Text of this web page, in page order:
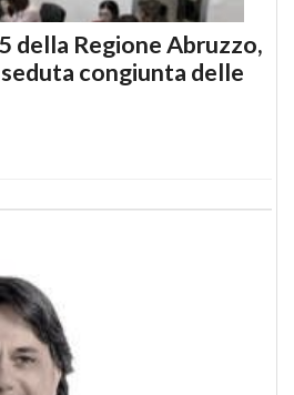
della Regione Abruzzo,
congiunta delle